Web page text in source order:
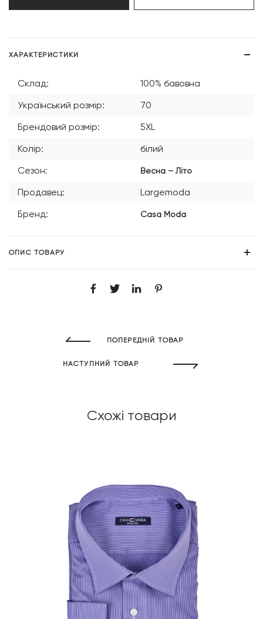
ХАРАКТЕРИСТИКИ
Склад:
100% бавовна
Український розмір:
70
Брендовий розмір:
5XL
Колір:
білий
Сезон:
Весна – Літо
Продавец:
Largemoda
Бренд:
Casa Moda
ОПИС ТОВАРУ
ПОПЕРЕДНІЙ ТОВАР
НАСТУПНИЙ ТОВАР
Схожі товари